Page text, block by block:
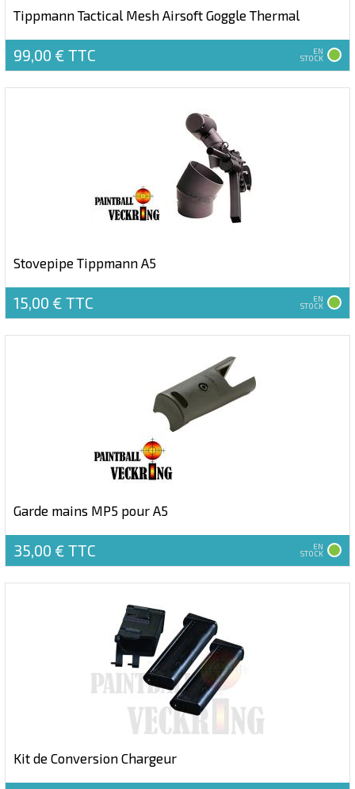
Tippmann Tactical Mesh Airsoft Goggle Thermal
99,00 € TTC EN
STOCK
Stovepipe Tippmann A5
15,00 € TTC EN
STOCK
Garde mains MP5 pour A5
35,00 € TTC EN
STOCK
Kit de Conversion Chargeur